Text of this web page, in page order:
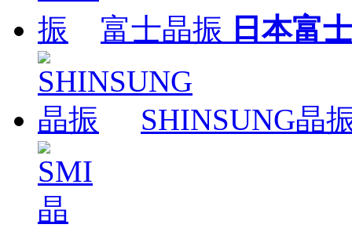
富士晶振 日本富
SHINSUNG晶